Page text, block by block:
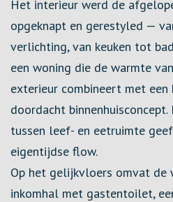
Het interieur werd de
opgeknapt en gerestyled —
verlichting, van keuken tot
een woning die de warmte
exterieur combineert met een
doordacht binnenhuisconcept.
tussen leef- en eetruimte
eigentijdse flow.
Op het gelijkvloers omvat de
inkomhal met gastentoilet,